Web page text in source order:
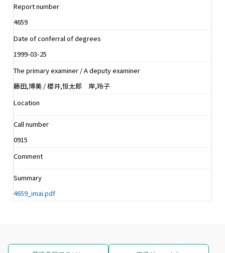
Report number
4659
Date of conferral of degrees
1999-03-25
The primary examiner / A deputy examiner
藤田,博美 / 櫻井,恒太郎 岸,玲子
Location
Call number
0915
Comment
Summary
4659_imai.pdf